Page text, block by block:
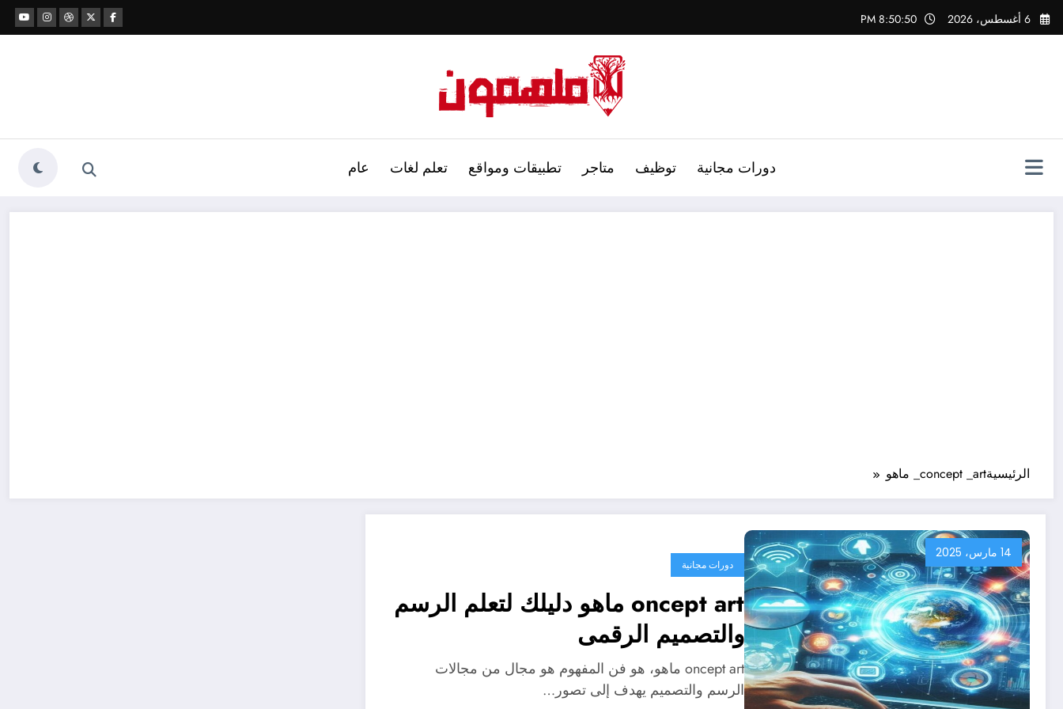
التجاوز
إلى
6 أغسطس، 2026 8:50:50 PM
دورات مجانية توظيف متاجر تطبيقات ومواقع تعلم لغات عام
الرئيسيةconcept _art_ ماهو
14 مارس، 2025
دورات مجانية
oncept art ماهو دليلك لتعلم الرسم
والتصميم الرقمى
oncept art ماهو، هو فن المفهوم هو مجال من مجالات
الرسم والتصميم يهدف إلى تصور…